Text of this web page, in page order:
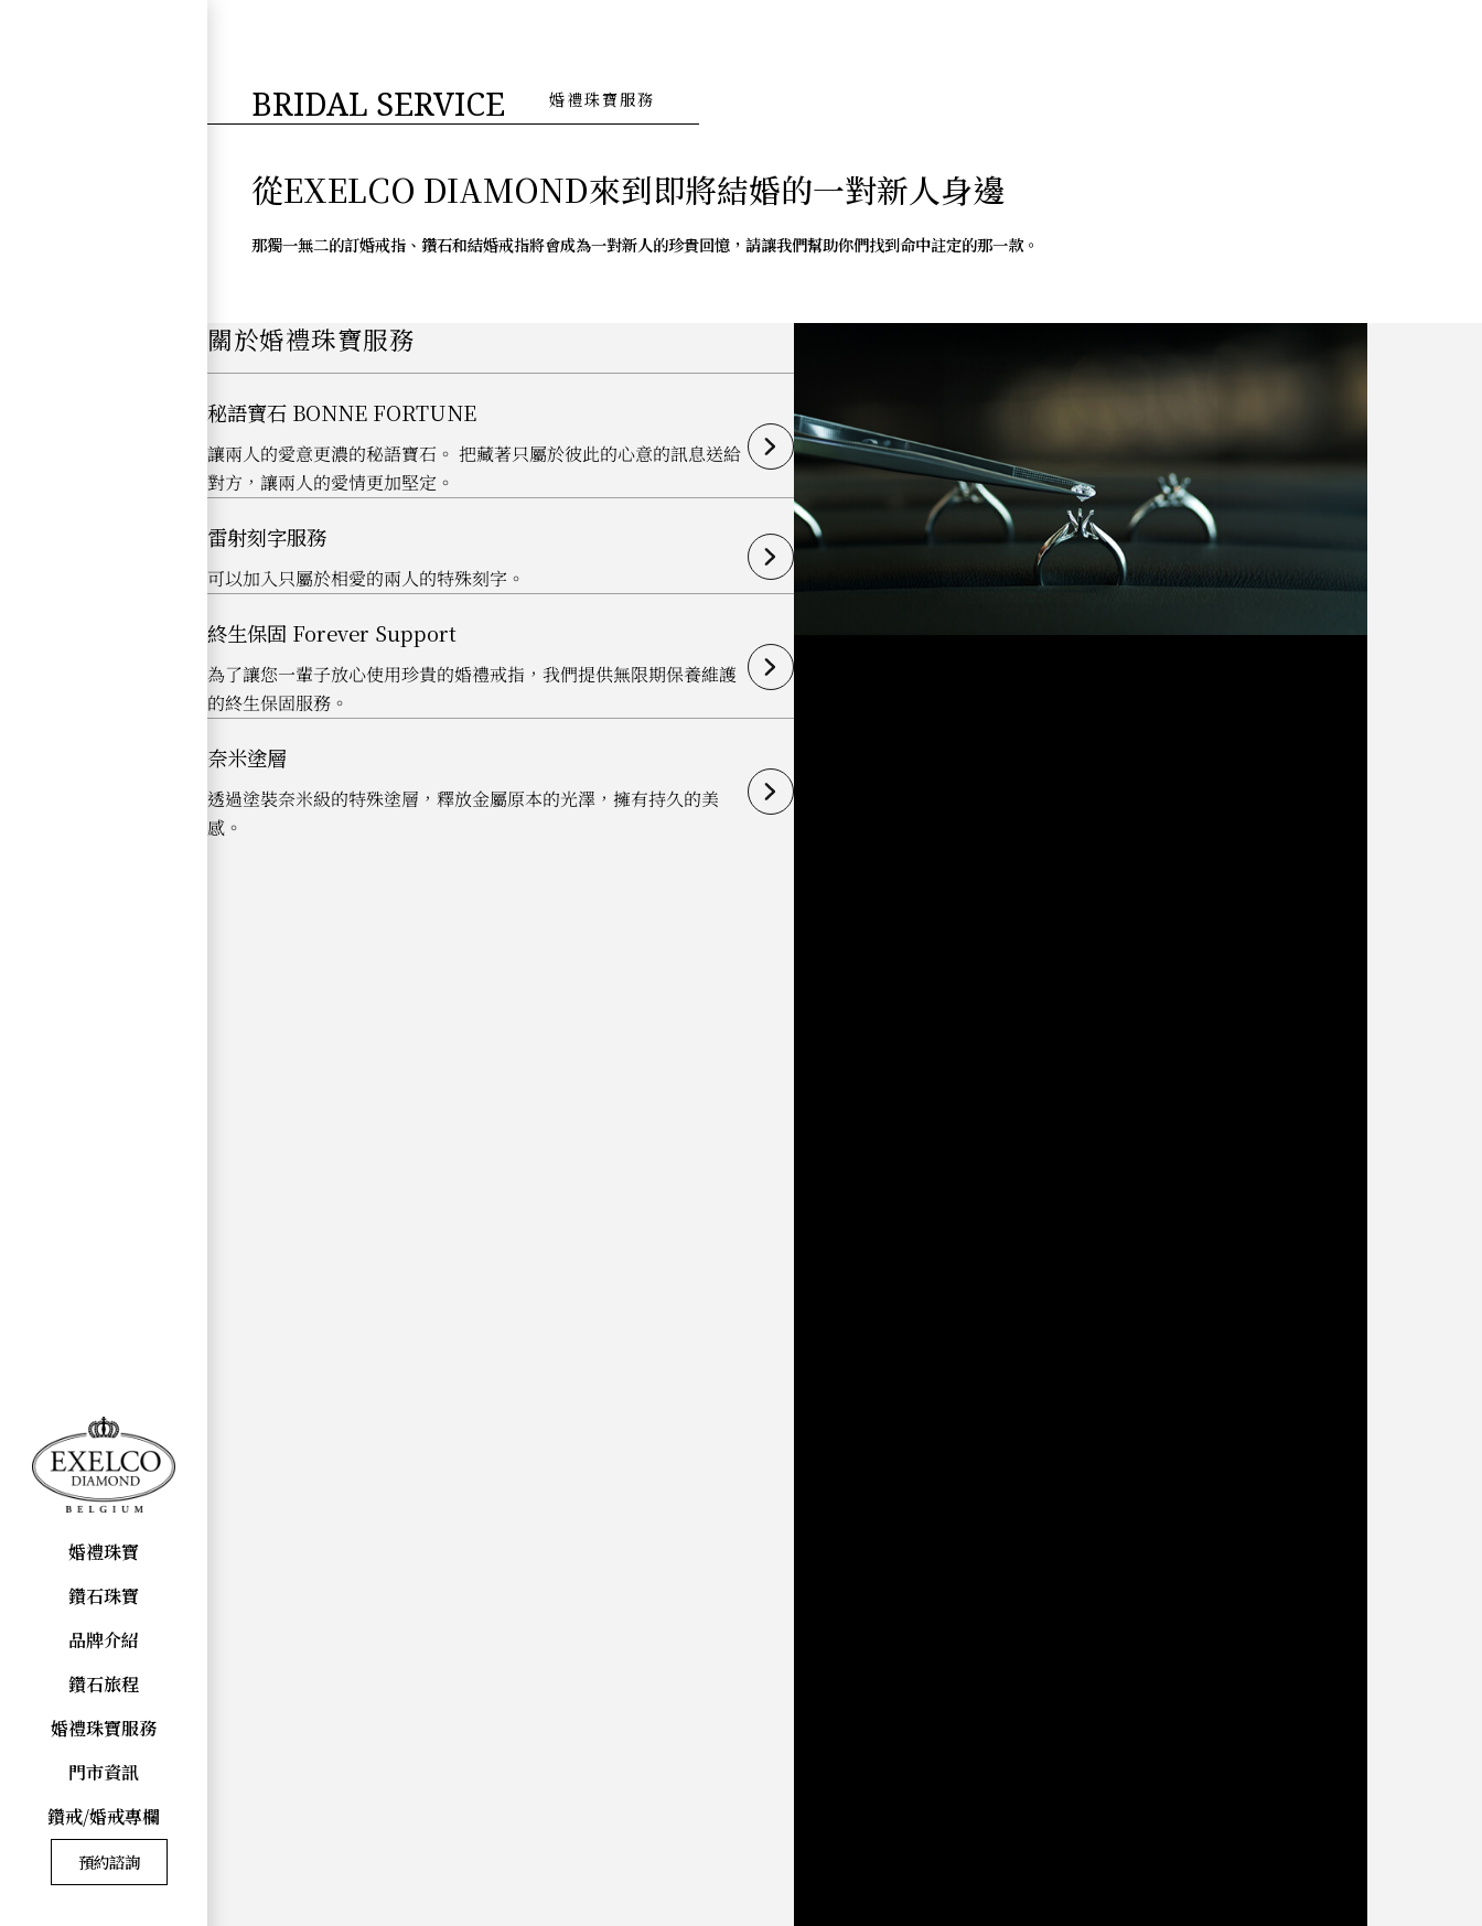
婚禮珠寶
鑽石珠寶
品牌介紹
鑽石旅程
婚禮珠寶服務
門市資訊
鑽戒/婚戒專欄
預約諮詢
BRIDAL SERVICE 婚禮珠寶服務
從EXELCO DIAMOND來到即將結婚的一對新人身邊
那獨一無二的訂婚戒指、鑽石和結婚戒指將會成為一對新人的珍貴回憶，請讓我們幫助你們找到命中註定的那一款。
關於婚禮珠寶服務
秘語寶石 BONNE FORTUNE
讓兩人的愛意更濃的秘語寶石。 把藏著只屬於彼此的心意的訊息送給
對方，讓兩人的愛情更加堅定。
雷射刻字服務
可以加入只屬於相愛的兩人的特殊刻字。
終生保固 Forever Support
為了讓您一輩子放心使用珍貴的婚禮戒指，我們提供無限期保養維護
的終生保固服務。
奈米塗層
透過塗裝奈米級的特殊塗層，釋放金屬原本的光澤，擁有持久的美
感。